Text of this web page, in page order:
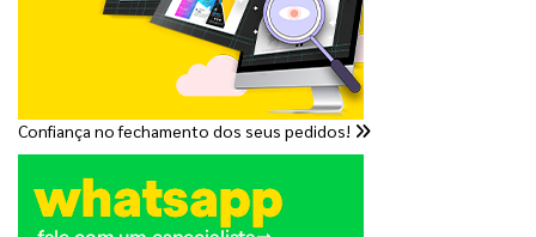
Confiança no fechamento dos seus pedidos!